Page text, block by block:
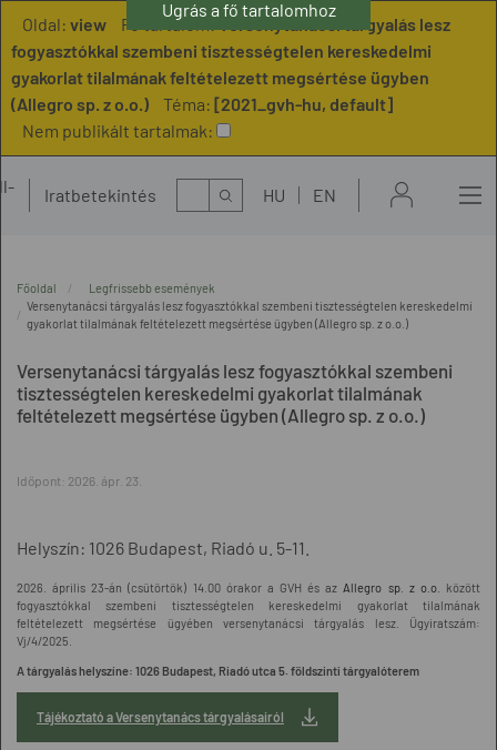
Oldal: view Fő tartalom: Versenytanácsi tárgyalás lesz
fogyasztókkal szembeni tisztességtelen kereskedelmi
gyakorlat tilalmának feltételezett megsértése ügyben
(Allegro sp. z o.o.)
Téma: [2021_gvh-hu, default]
Nem publikált tartalmak:
Ugrás a menühöz
Ugrás a fő tartalomhoz
Iratbetekintés Kereső HU EN
Főoldal
Legfrissebb események
Versenytanácsi tárgyalás lesz fogyasztókkal szembeni tisztességtelen kereskedelmi
gyakorlat tilalmának feltételezett megsértése ügyben (Allegro sp. z o.o.)
Versenytanácsi tárgyalás lesz fogyasztókkal szembeni
tisztességtelen kereskedelmi gyakorlat tilalmának
feltételezett megsértése ügyben (Allegro sp. z o.o.)
Időpont: 2026. ápr. 23.
Helyszín: 1026 Budapest, Riadó u. 5-11.
2026. április 23-án (csütörtök) 14.00 órakor a GVH és az Allegro sp. z o.o. között
fogyasztókkal szembeni tisztességtelen kereskedelmi gyakorlat tilalmának
feltételezett megsértése ügyében versenytanácsi tárgyalás lesz. Ügyiratszám:
Vj/4/2025.
A tárgyalás helyszíne: 1026 Budapest, Riadó utca 5. földszinti tárgyalóterem
Tájékoztató a Versenytanács tárgyalásairól